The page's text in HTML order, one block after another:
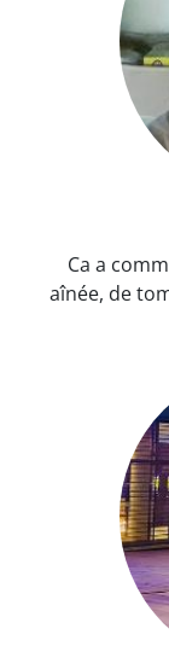
Ca a
aînée, de